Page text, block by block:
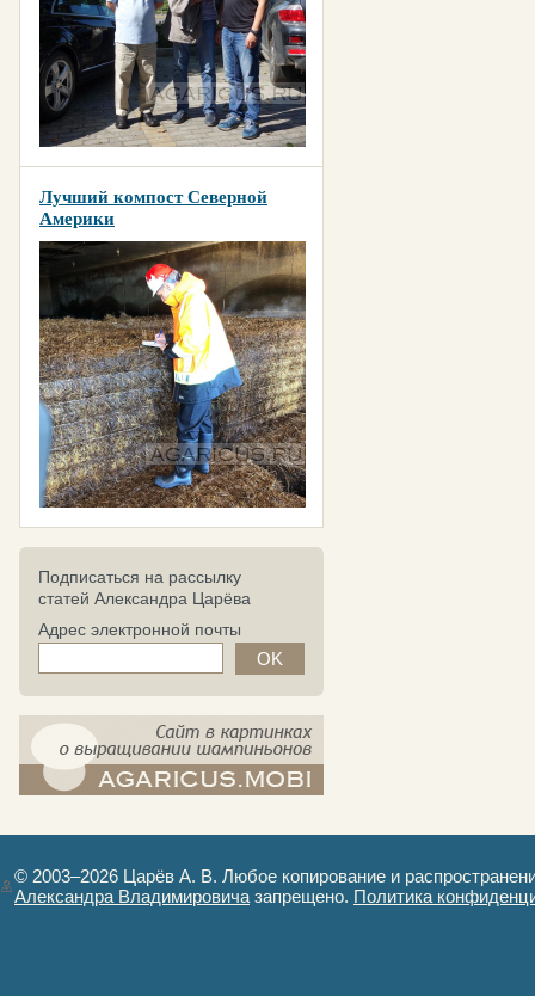
Лучший компост Северной
Америки
Подписаться на рассылку
статей Александра Царёва
Адрес электронной почты
© 2003–2026 Царёв А. В. Любое копирование и
Александра Владимировича запрещено. Политика
Авторизация